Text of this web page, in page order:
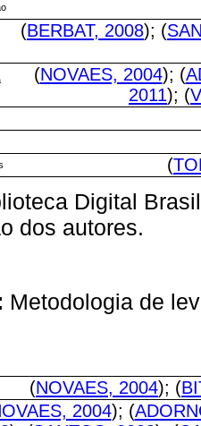
(BERBAT, 2008); (
(NOVAES, 2004); (
2011); (
(
Digital
dos autores.
Metodologia de
(NOVAES, 2004); (
2004); (